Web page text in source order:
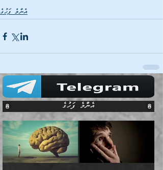
އެންމެ ފަހުގެ
އެންމެ ފަހުގެ